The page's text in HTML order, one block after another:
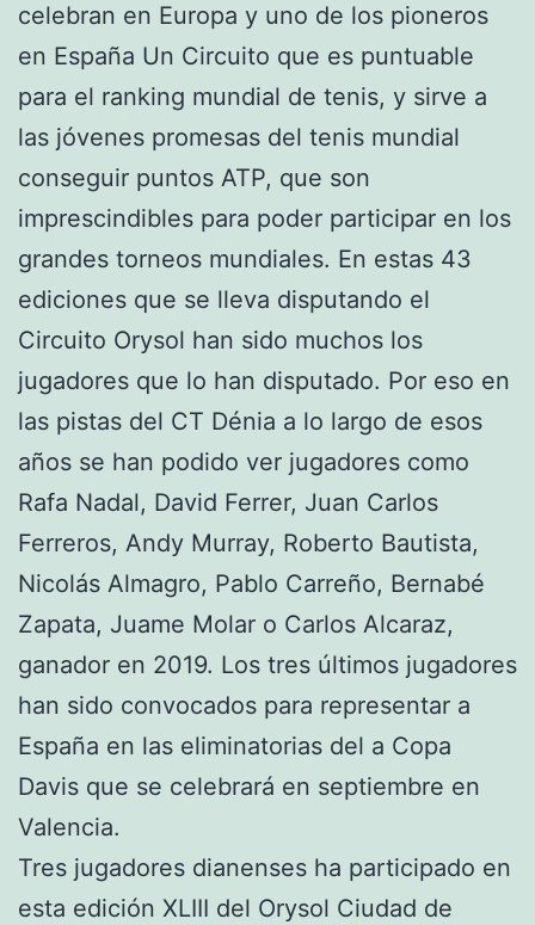
celebran en Europa y uno de los pioneros
en España Un Circuito que es puntuable
para el ranking mundial de tenis, y sirve a
las jóvenes promesas del tenis mundial
conseguir puntos ATP, que son
imprescindibles para poder participar en los
grandes torneos mundiales. En estas 43
ediciones que se lleva disputando el
Circuito Orysol han sido muchos los
jugadores que lo han disputado. Por eso en
las pistas del CT Dénia a lo largo de esos
años se han podido ver jugadores como
Rafa Nadal, David Ferrer, Juan Carlos
Ferreros, Andy Murray, Roberto Bautista,
Nicolás Almagro, Pablo Carreño, Bernabé
Zapata, Juame Molar o Carlos Alcaraz,
ganador en 2019. Los tres últimos jugadores
han sido convocados para representar a
España en las eliminatorias del a Copa
Davis que se celebrará en septiembre en
Valencia.
Tres jugadores dianenses ha participado en
esta edición XLIII del Orysol Ciudad de